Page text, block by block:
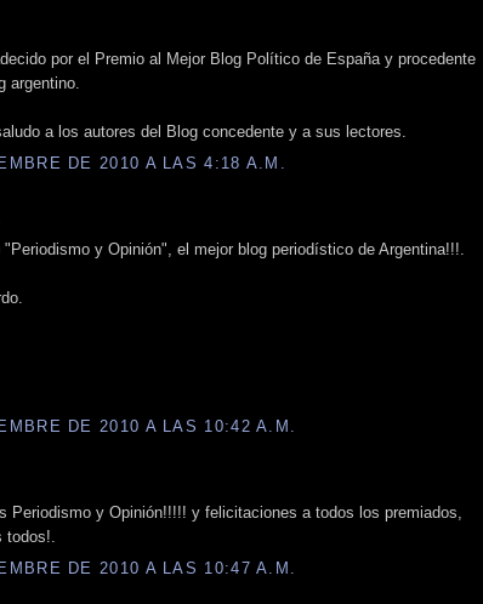
por el Premio al Mejor Blog Político de España y procedente
argentino.
a los autores del Blog concedente y a sus lectores.
DE 2010 A LAS 4:18 A.M.
"Periodismo y Opinión", el mejor blog periodístico de Argentina!!!.
DE 2010 A LAS 10:42 A.M.
Periodismo y Opinión!!!!! y felicitaciones a todos los premiados,
todos!.
DE 2010 A LAS 10:47 A.M.